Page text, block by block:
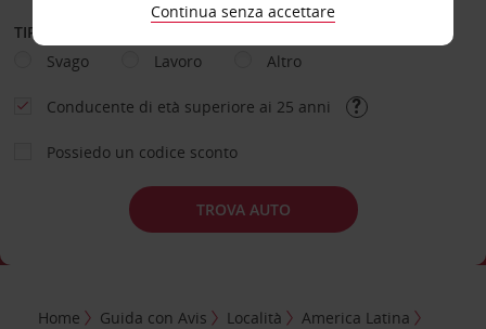
TIPOLOGIA DI NOLEGGIO
Svago
Lavoro Altro
Conducente di età superiore ai 25 anni
Possiedo un codice sconto
TROVA AUTO
Home Guida con Avis Località
America Latina
Continua senza accettare